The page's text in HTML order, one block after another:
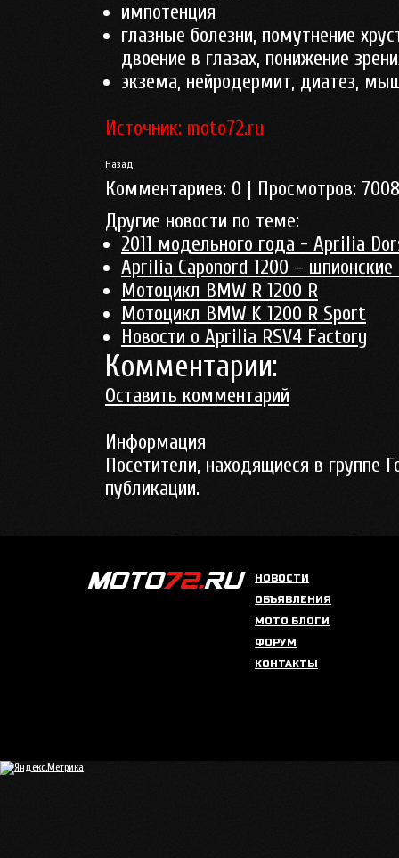
импотенция
глазные болезни, помутнение
двоение в глазах, понижение
экзема, нейродермит, диатез,
Источник: moto72.ru
Назад
Комментариев: 0 | Просмотров: 7008
Другие новости по теме:
2011 модельного года - Aprilia
Aprilia Caponord 1200 –
Мотоцикл BMW R 1200 R
Мотоцикл BMW K 1200 R Sport
Новости о Aprilia RSV4 Factory
Комментарии:
Оставить комментарий
Информация
Посетители, находящиеся в группе
публикации.
НОВОСТИ
ОБЪЯВЛЕНИЯ
МОТО БЛОГИ
ФОРУМ
КОНТАКТЫ